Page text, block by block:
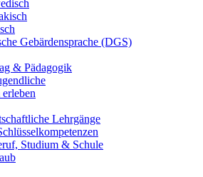
Gebärdensprache (DGS)
& Pädagogik
Lehrgänge
Studium & Schule